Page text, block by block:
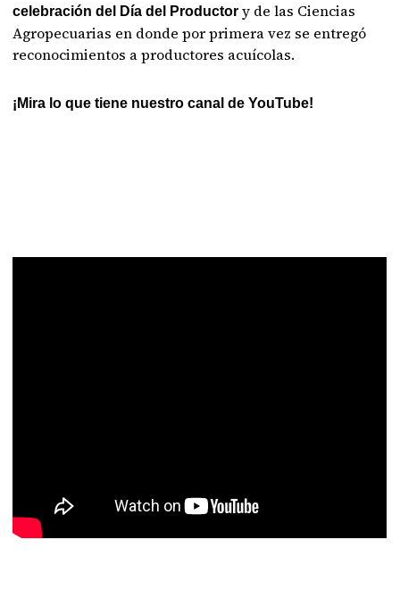
celebración del Día del Productor y de las Ciencias
Agropecuarias en donde por primera vez se entregó
reconocimientos a productores acuícolas.
¡Mira lo que tiene nuestro canal de YouTube!